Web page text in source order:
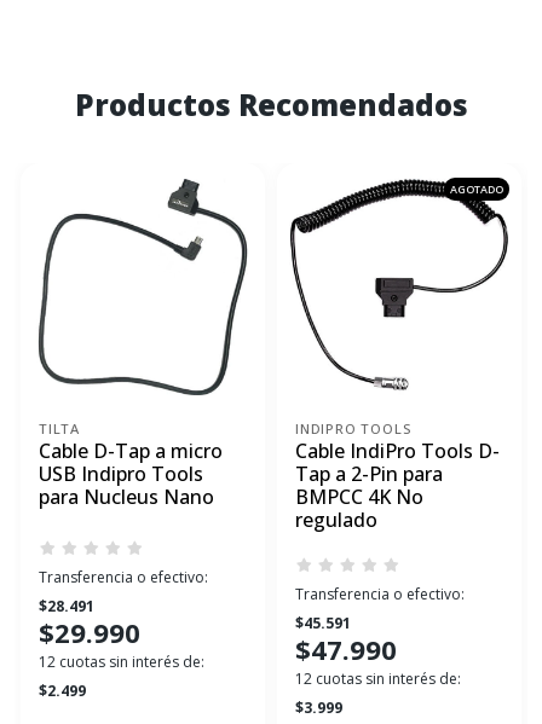
Productos Recomendados
TILTA
Cable D-Tap a micro
USB Indipro Tools
para Nucleus Nano
Transferencia o efectivo:
$28.491
$29.990
12 cuotas sin interés de:
$2.499
AGOTADO
INDIPRO TOOLS
Cable IndiPro Tools D-
Tap a 2-Pin para
BMPCC 4K No
regulado
Transferencia o efectivo:
$45.591
$47.990
12 cuotas sin interés de:
$3.999